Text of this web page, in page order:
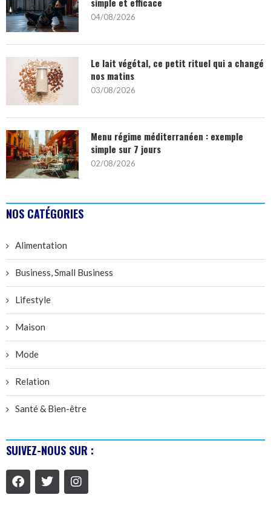
04/08/2026
Le lait végétal, ce petit rituel qui a changé
nos matins
03/08/2026
Menu régime méditerranéen : exemple
simple sur 7 jours
02/08/2026
NOS CATÉGORIES
Alimentation
Business, Small Business
Lifestyle
Maison
Mode
Relation
Santé & Bien-être
SUIVEZ-NOUS SUR :